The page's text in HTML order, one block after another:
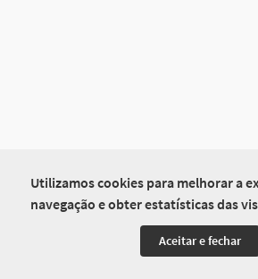
Utilizamos cookies para melhorar a
navegação e obter estatísticas das
Aceitar e fechar